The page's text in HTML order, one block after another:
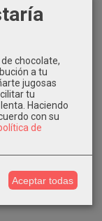
chocolate,
a tu
jugosas
tu
Haciendo
con su
de
Aceptar todas